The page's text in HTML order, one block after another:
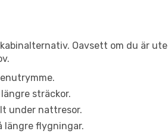
Oavsett om du är ute
sträckor.
under nattresor.
längre flygningar.